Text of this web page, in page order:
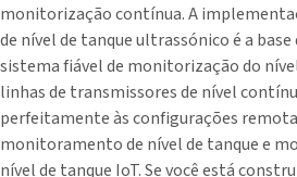
monitorização contínua. A
de nível de tanque ultrassónico é a base
sistema fiável de monitorização do
linhas de transmissores de nível
perfeitamente às configurações
monitoramento de nível de tanque e
nível de tanque IoT. Se você está